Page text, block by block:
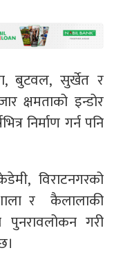
बुटवल, सुर्खेत र
क्षमताको इन्डोर
निर्माण गर्न पनि
विराटनगरको
र कैलालाकी
पुनरावलोकन गरी